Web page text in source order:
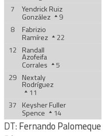
7
Yendrick Ruiz
González
9
8
Fabrizio
Ramírez
22
12 Randall
Azofeifa
Corrales
5
29 Nextaly
Rodríguez
11
37 Keysher Fuller
Spence 14
DT:Fernando Palomeque